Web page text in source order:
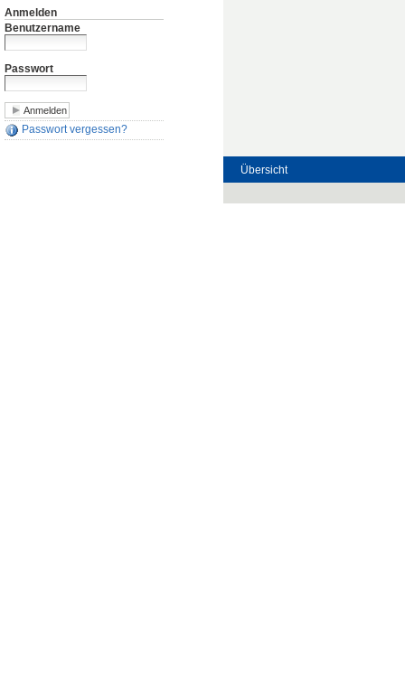
Anmelden
Benutzername
Passwort
Passwort vergessen?
Übersicht